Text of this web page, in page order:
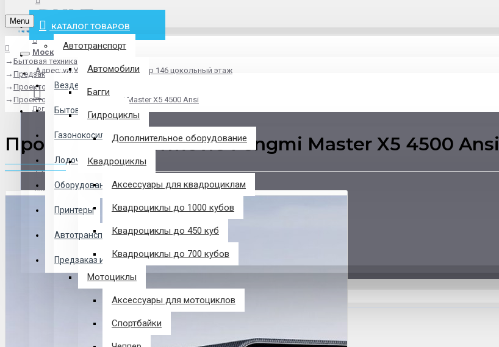
info@pxlt.ru
Москва
Адрес: ул.Угрешская дом 2, стр 146 цокольный этаж
Везде
Везде
Бытовая техника
Газонокосилки
Лодочные Моторы
Оборудование
Принтеры
Автотранспорт
Предзаказ из Китая
Логин
Регистрация
Закладки
0 товар(ов) - 0 р.
КАТАЛОГ ТОВАРОВ
Автотранспорт
Автомобили
Багги
Гидроциклы
Дополнительное оборудование
Квадроциклы
Аксессуары для квадроциклам
Квадроциклы до 1000 кубов
Квадроциклы до 450 куб
Квадроциклы до 700 кубов
Мотоциклы
Аксессуары для мотоциклов
Спортбайки
Menu
Бытовая техника
Предзаказ из Китая
Проекторы
Проектор 4К Formovie Fengmi Master X5 4500 Ansi
Проектор 4К Formovie Fengmi Master X5 4500 Ansi